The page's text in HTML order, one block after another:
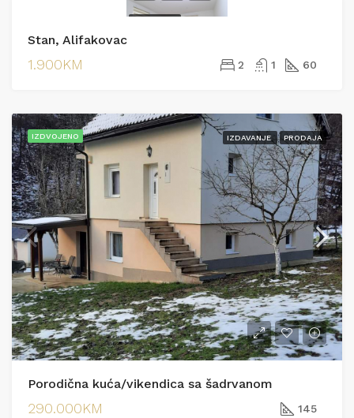
Stan, Alifakovac
1.900KM 2 1 60
IZDVOJENO IZDAVANJE PRODAJA
Porodična kuća/vikendica sa šadrvanom
290.000KM 145